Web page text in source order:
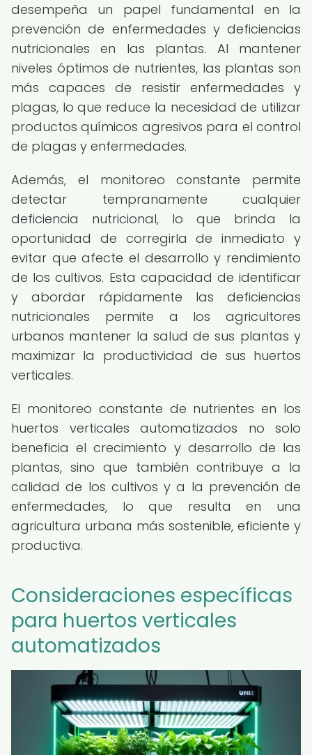
desempeña un papel fundamental en la
prevención de enfermedades y deficiencias
nutricionales en las plantas. Al mantener
niveles óptimos de nutrientes, las plantas son
más capaces de resistir enfermedades y
plagas, lo que reduce la necesidad de utilizar
productos químicos agresivos para el control
de plagas y enfermedades.
Además, el monitoreo constante permite
detectar tempranamente cualquier
deficiencia nutricional, lo que brinda la
oportunidad de corregirla de inmediato y
evitar que afecte el desarrollo y rendimiento
de los cultivos. Esta capacidad de identificar
y abordar rápidamente las deficiencias
nutricionales permite a los agricultores
urbanos mantener la salud de sus plantas y
maximizar la productividad de sus huertos
verticales.
El monitoreo constante de nutrientes en los
huertos verticales automatizados no solo
beneficia el crecimiento y desarrollo de las
plantas, sino que también contribuye a la
calidad de los cultivos y a la prevención de
enfermedades, lo que resulta en una
agricultura urbana más sostenible, eficiente y
productiva.
Consideraciones específicas
para huertos verticales
automatizados